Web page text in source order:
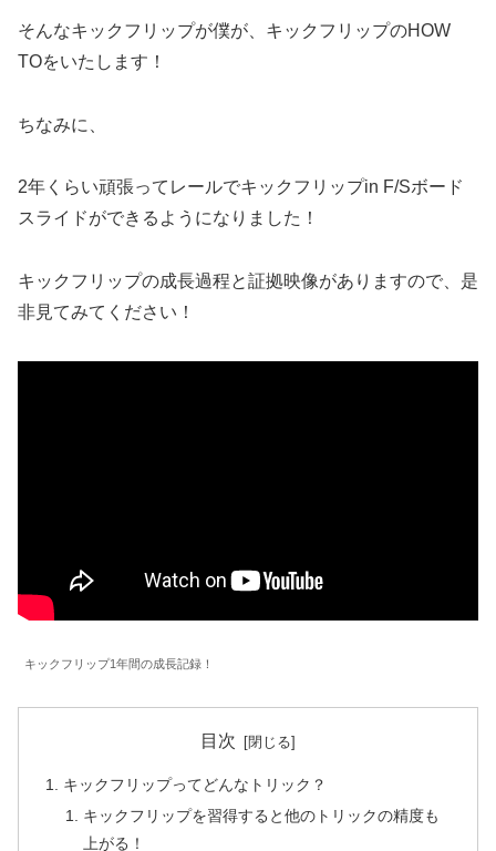
そんなキックフリップが僕が、キックフリップのHOW
TOをいたします！
ちなみに、
2年くらい頑張ってレールでキックフリップin F/Sボード
スライドができるようになりました！
キックフリップの成長過程と証拠映像がありますので、是
非見てみてください！
キックフリップ1年間の成長記録！
目次
キックフリップってどんなトリック？
キックフリップを習得すると他のトリックの精度も
上がる！